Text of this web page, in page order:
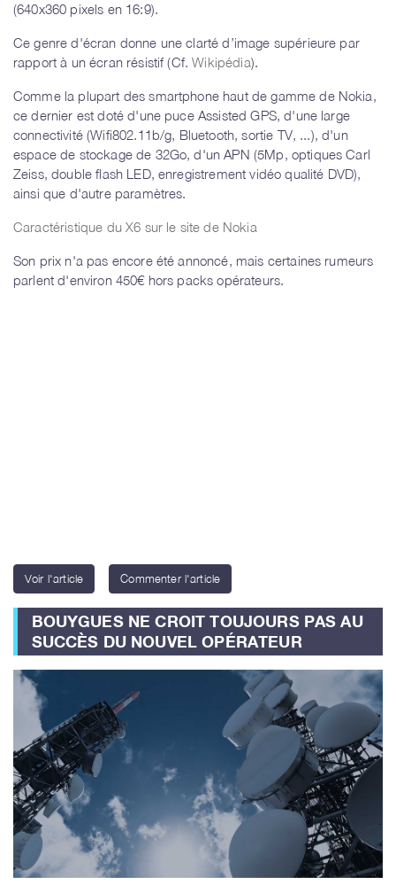
(640x360 pixels en 16:9).
Ce genre d'écran donne une clarté d’image supérieure par
rapport à un écran résistif (Cf.Wikipédia).
Comme la plupart des smartphone haut de gamme de Nokia,
ce dernier est doté d'une puce Assisted GPS, d'une large
connectivité (Wifi802.11b/g, Bluetooth, sortie TV, ...), d'un
espace de stockage de 32Go, d'un APN (5Mp, optiquesCarl
Zeiss, double flash LED, enregistrement vidéo qualité DVD),
ainsi que d'autre paramètres.
Caractéristique du X6 sur le site de Nokia
Son prix n'a pas encore été annoncé, mais certaines rumeurs
parlent d'environ 450€ hors packs opérateurs.
Voir l'article Commenter l'article
BOUYGUES NE CROIT TOUJOURS PAS AU
SUCCÈS DU NOUVEL OPÉRATEUR